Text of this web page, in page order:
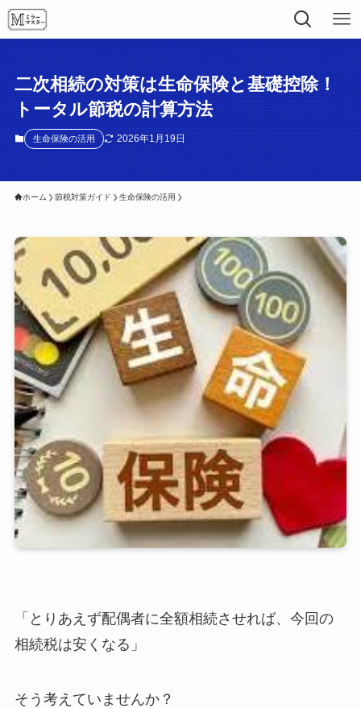
二次相続の対策は生命保険と基礎控除！
トータル節税の計算方法
生命保険の活用 2026年1月19日
ホーム 節税対策ガイド 生命保険の活用
「とりあえず配偶者に全額相続させれば、今回の
相続税は安くなる」
そう考えていませんか？